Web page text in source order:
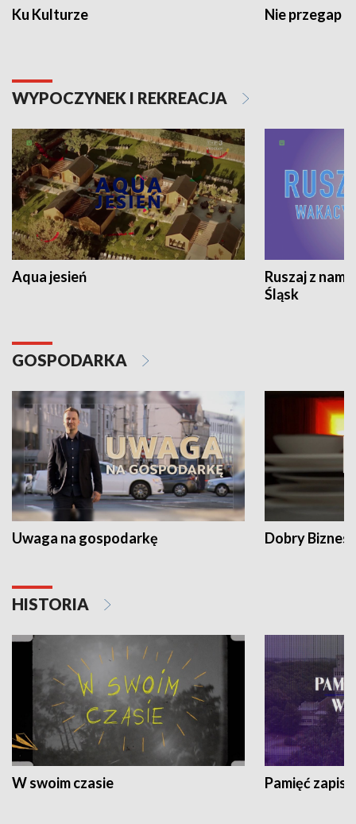
Ku Kulturze Nie przegap
WYPOCZYNEK I REKREACJA
Aqua jesień
Ruszaj z
Śląsk
GOSPODARKA
Uwaga na gospodarkę Dobry Biznes
HISTORIA
W swoim czasie Pamięć